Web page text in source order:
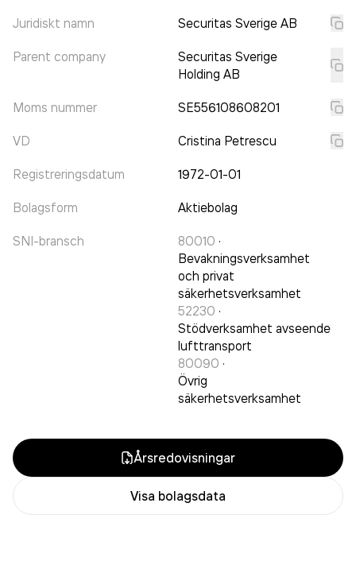
Juridiskt namn Securitas Sverige AB
Parent company
Securitas Sverige
Holding AB
Moms nummer SE556108608201
VD Cristina Petrescu
Registreringsdatum 1972-01-01
Bolagsform Aktiebolag
SNI-bransch 80010 ·
Bevakningsverksamhet
och privat
säkerhetsverksamhet
52230 ·
Stödverksamhet avseende
lufttransport
80090 ·
Övrig
säkerhetsverksamhet
Årsredovisningar
Visa bolagsdata